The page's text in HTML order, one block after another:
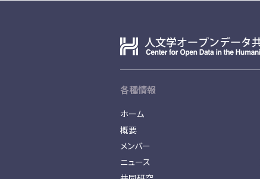
各種情報
ホーム
概要
メンバー
ニュース